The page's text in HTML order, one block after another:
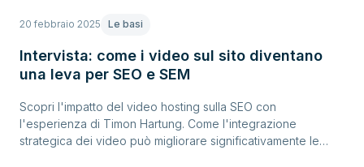
20 febbraio 2025 Le basi
Intervista: come i video sul sito diventano
una leva per SEO e SEM
Scopri l'impatto del video hosting sulla SEO con
l'esperienza di Timon Hartung. Come l'integrazione
strategica dei video può migliorare significativamente le